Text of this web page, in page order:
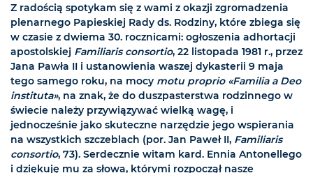
Z radością spotykam się z wami z okazji zgromadzenia
plenarnego Papieskiej Rady ds. Rodziny, które zbiega się
w czasie z dwiema 30. rocznicami: ogłoszenia adhortacji
apostolskiej Familiaris consortio, 22 listopada 1981 r., przez
Jana Pawła II i ustanowienia waszej dykasterii 9 maja
tego samego roku, na mocy motu proprio «Familia a Deo
instituta», na znak, że do duszpasterstwa rodzinnego w
świecie należy przywiązywać wielką wagę, i
jednocześnie jako skuteczne narzędzie jego wspierania
na wszystkich szczeblach (por. Jan Paweł II, Familiaris
consortio, 73). Serdecznie witam kard. Ennia Antonellego
i dziękuję mu za słowa, którymi rozpoczął nasze